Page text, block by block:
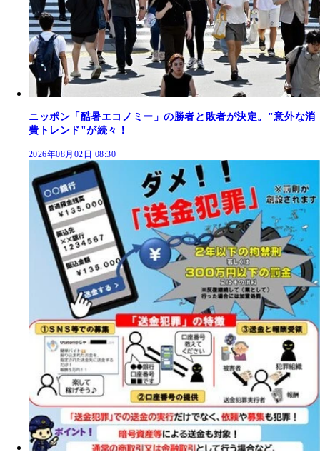
ニッポン「酷暑エコノミー」の勝者と敗者が決定。"意外な消
費トレンド"が続々！
2026年08月02日 08:30